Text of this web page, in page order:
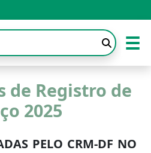
☰
de Registro de
2025
PELO CRM-DF NO